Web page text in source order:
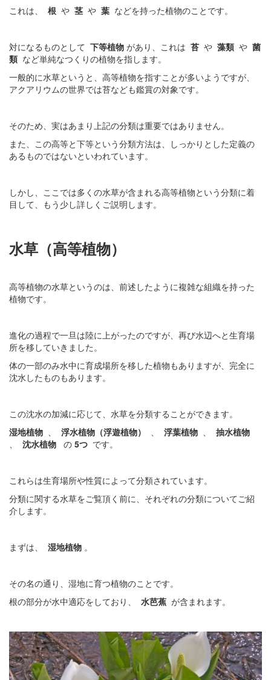
これは、 根 や 茎 や 葉 などを持った植物のことです。
対になるものとして 下等植物 があり、これは 苔 や 藻類 や 菌
類 など単純なつくりの植物を指します。
一般的に水草というと、高等植物を指すことが多いようですが、
アクアリウムの世界では苔なども鑑賞の対象です。
そのため、実はあまり上記の分類は重要ではありません。
また、この高等と下等という分類方法は、しっかりとした定義の
あるものではないといわれています。
しかし、ここでは多くの水草が含まれる高等植物という分類に着
目して、もう少し詳しくご説明します。
水草（高等植物）
高等植物の水草というのは、前述したように複雑な組織を持った
植物です。
進化の過程で一旦は陸に上がったのですが、再び水辺へと生育場
所を移していきました。
体の一部のみ水中に育成場所を移した植物もありますが、完全に
沈水したものもあります。
この沈水の加減に応じて、水草を分類することができます。
湿地植物
浮水植物（浮遊植物） 浮葉植物
抽水植物
沈水植物 の 5つ です。
これらは生育場所や性質によって分類されています。
分類に関する水草をご覧頂く前に、それぞれの分類についてご紹
介します。
まずは、 湿地植物 。
その名の通り、湿地に育つ植物のことです。
根の部分が水中適応をしており、 水芭蕉 が含まれます。